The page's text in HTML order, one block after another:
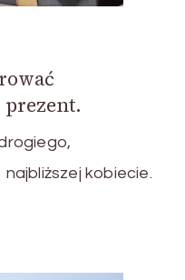
kobiecie.